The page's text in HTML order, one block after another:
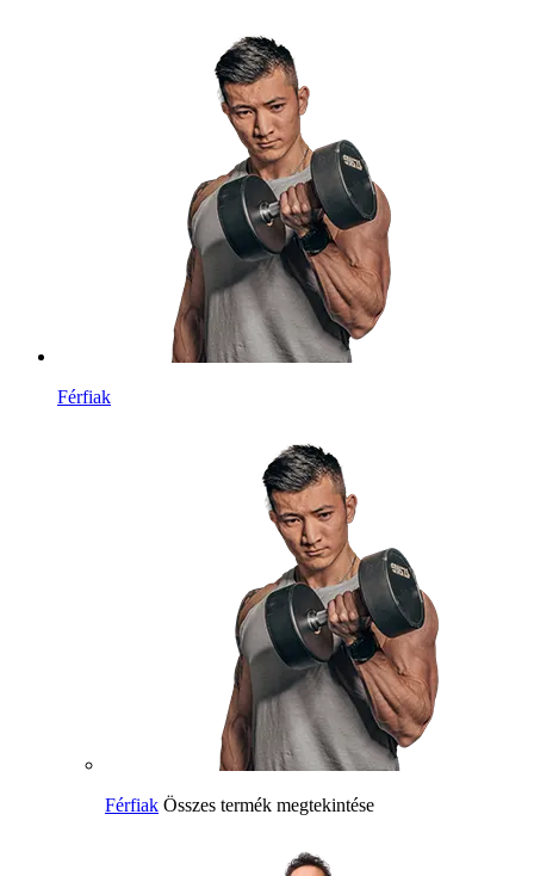
Férfiak
Férfiak Összes termék megtekintése